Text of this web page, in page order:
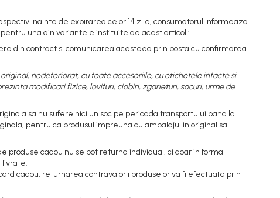
inainte de expirarea celor 14 zile, consumatorul informeaza
pentru una din variantele instituite de acest articol :
din contract si comunicarea acesteea prin posta cu confirmarea
nedeteriorat, cu toate accesoriile, cu etichetele intacte si
modificari fizice, lovituri, ciobiri, zgarieturi, socuri, urme de
sa nu sufere nici un soc pe perioada transportului pana la
pentru ca produsul impreuna cu ambalajul in original sa
cadou nu se pot returna individual, ci doar in forma
livrate.
cadou, returnarea contravalorii produselor va fi efectuata prin